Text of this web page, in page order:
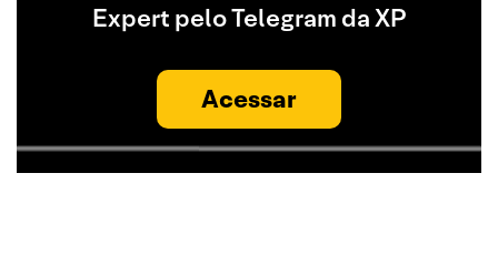
Expert pelo Telegram da XP
Acessar